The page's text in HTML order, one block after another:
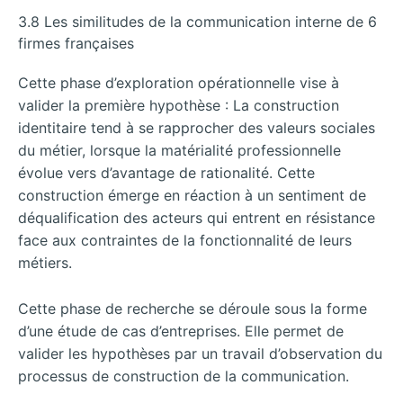
3.8 Les similitudes de la communication interne de 6
firmes françaises
Cette phase d’exploration opérationnelle vise à
valider la première hypothèse : La construction
identitaire tend à se rapprocher des valeurs sociales
du métier, lorsque la matérialité professionnelle
évolue vers d’avantage de rationalité. Cette
construction émerge en réaction à un sentiment de
déqualification des acteurs qui entrent en résistance
face aux contraintes de la fonctionnalité de leurs
métiers.
Cette phase de recherche se déroule sous la forme
d’une étude de cas d’entreprises. Elle permet de
valider les hypothèses par un travail d’observation du
processus de construction de la communication.